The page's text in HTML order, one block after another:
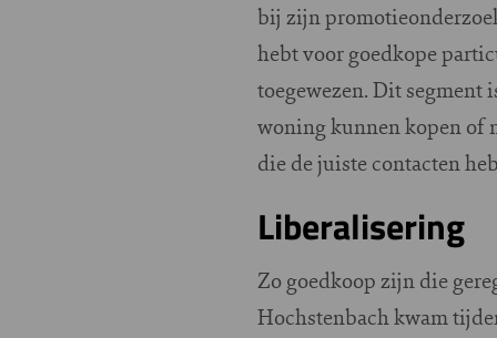
bij zijn
hebt voor goedkope
toegewezen. Dit segment
woning kunnen kopen of
die de juiste contacten
Liberalisering
Zo goedkoop zijn die
Hochstenbach kwam